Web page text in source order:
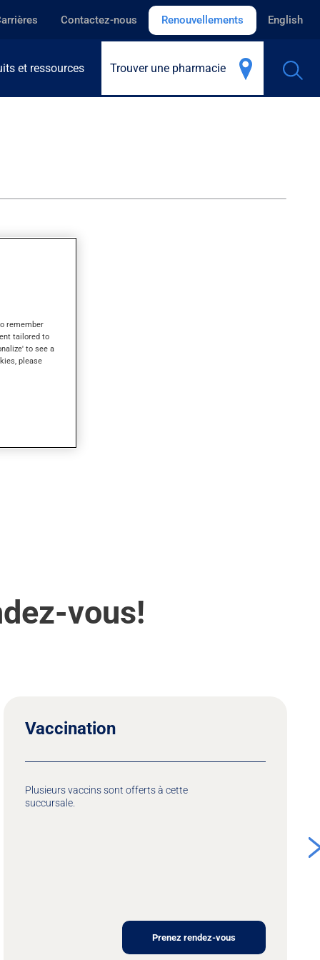
Contactez-nous Renouvellements English
et ressources Trouver une pharmacie
vous!
Vaccination
Plusieurs vaccins sont offerts à cette
succursale.
Prenez rendez-vous
remember
tailored to
to see a
please